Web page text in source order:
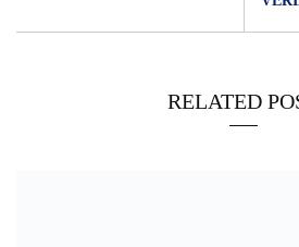
RELATED